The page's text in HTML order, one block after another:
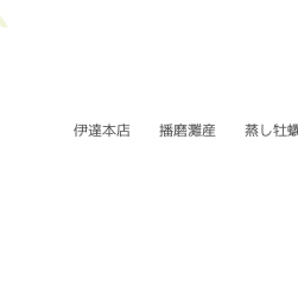
伊達本店 播磨灘産 蒸し牡